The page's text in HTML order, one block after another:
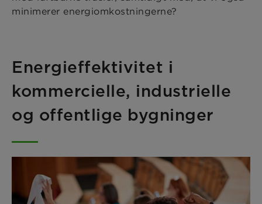
minimerer energiomkostningerne?
Energieffektivitet i
kommercielle, industrielle
og offentlige bygninger